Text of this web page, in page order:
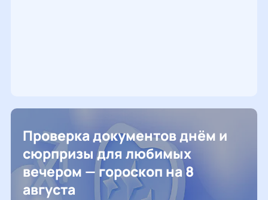
Проверка документов днём и
сюрпризы для любимых
вечером — гороскоп на 8
августа